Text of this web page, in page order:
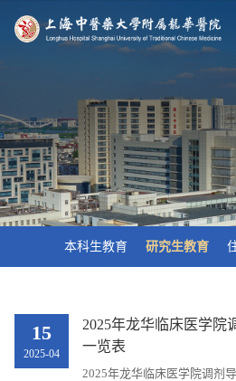
本科生教育 研究生教育
15
2025-04
2025年龙华临床医学院
一览表
2025年龙华临床医学院调剂